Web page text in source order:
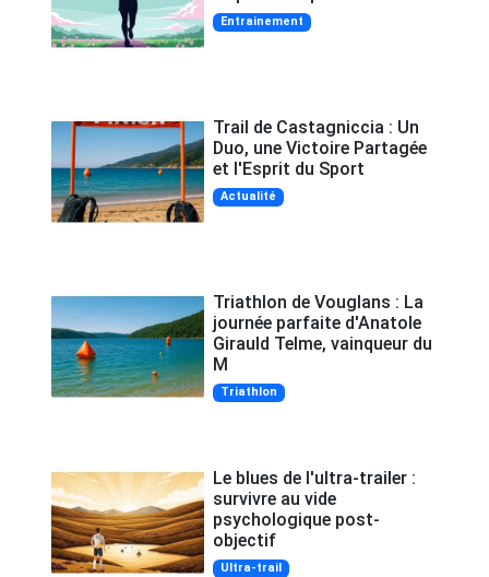
Entrainement
Trail de Castagniccia : Un
Duo, une Victoire Partagée
et l'Esprit du Sport
Actualité
Triathlon de Vouglans : La
journée parfaite d'Anatole
Girauld Telme, vainqueur du
M
Triathlon
Le blues de l'ultra-trailer :
survivre au vide
psychologique post-
objectif
Ultra-trail